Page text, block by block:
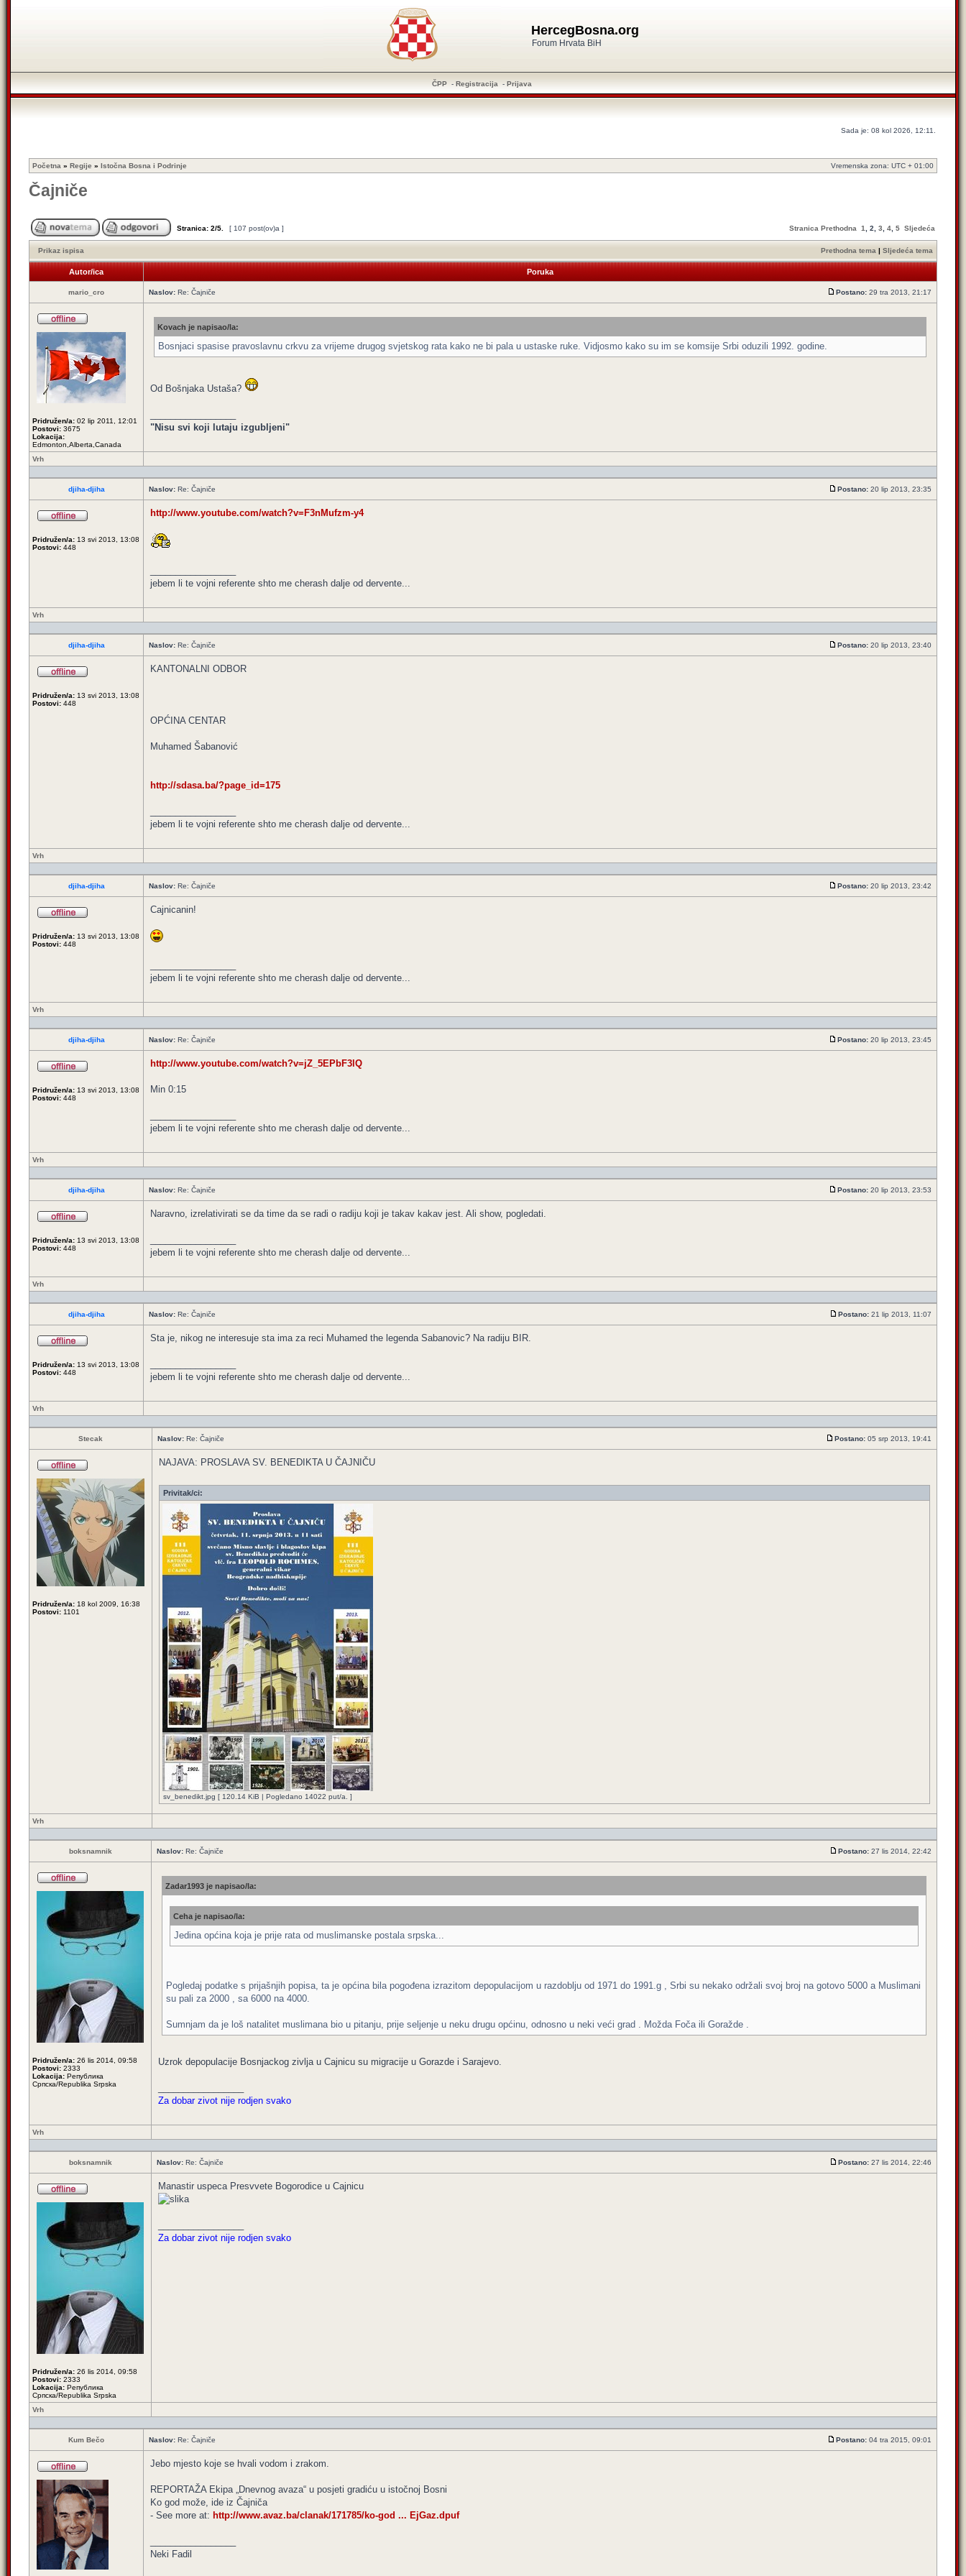
HercegBosna.org
Forum Hrvata BiH
ČPP - Registracija - Prijava
Sada je: 08 kol 2026, 12:11.
Početna » Regije » Istočna Bosna i Podrinje Vremenska zona: UTC + 01:00
Čajniče
Stranica: 2/5 [ 107 post(ov)a ] Stranica Prethodna 1 2 3 4 5 Sljedeća
Prikaz ispisa Prethodna tema | Sljedeća tema
Autor/ica Poruka
mario_cro Naslov: Re: Čajniče Postano: 29 tra 2013, 21:17
Pridružen/a: 02 lip 2011, 12:01
Postovi: 3675
Lokacija:
Edmonton,Alberta,Canada
Kovach je napisao/la:
Bosnjaci spasise pravoslavnu crkvu za vrijeme drugog svjetskog rata kako ne bi pala u ustaske ruke. Vidjosmo kako su im se komsije Srbi oduzili 1992. godine.
Od Bošnjaka Ustaša?
"Nisu svi koji lutaju izgubljeni"
Vrh
djiha-djiha Naslov: Re: Čajniče Postano: 20 lip 2013, 23:35
Pridružen/a: 13 svi 2013, 13:08
Postovi: 448
http://www.youtube.com/watch?v=F3nMufzm-y4
jebem li te vojni referente shto me cherash dalje od dervente...
Vrh
djiha-djiha Naslov: Re: Čajniče Postano: 20 lip 2013, 23:40
Pridružen/a: 13 svi 2013, 13:08
Postovi: 448
KANTONALNI ODBOR
OPĆINA CENTAR
Muhamed Šabanović
http://sdasa.ba/?page_id=175
jebem li te vojni referente shto me cherash dalje od dervente...
Vrh
djiha-djiha Naslov: Re: Čajniče Postano: 20 lip 2013, 23:42
Pridružen/a: 13 svi 2013, 13:08
Postovi: 448
Cajnicanin!
jebem li te vojni referente shto me cherash dalje od dervente...
Vrh
djiha-djiha Naslov: Re: Čajniče Postano: 20 lip 2013, 23:45
Pridružen/a: 13 svi 2013, 13:08
Postovi: 448
http://www.youtube.com/watch?v=jZ_5EPbF3lQ
Min 0:15
jebem li te vojni referente shto me cherash dalje od dervente...
Vrh
djiha-djiha Naslov: Re: Čajniče Postano: 20 lip 2013, 23:53
Pridružen/a: 13 svi 2013, 13:08
Postovi: 448
Naravno, izrelativirati se da time da se radi o radiju koji je takav kakav jest. Ali show, pogledati.
jebem li te vojni referente shto me cherash dalje od dervente...
Vrh
djiha-djiha Naslov: Re: Čajniče Postano: 21 lip 2013, 11:07
Pridružen/a: 13 svi 2013, 13:08
Postovi: 448
Sta je, nikog ne interesuje sta ima za reci Muhamed the legenda Sabanovic? Na radiju BIR.
jebem li te vojni referente shto me cherash dalje od dervente...
Vrh
Stecak Naslov: Re: Čajniče Postano: 05 srp 2013, 19:41
Pridružen/a: 18 kol 2009, 16:38
Postovi: 1101
NAJAVA: PROSLAVA SV. BENEDIKTA U ČAJNIČU
Privitak/ci:
sv_benedikt.jpg [ 120.14 KiB | Pogledano 14022 put/a. ]
Vrh
boksnamnik Naslov: Re: Čajniče Postano: 27 lis 2014, 22:42
Pridružen/a: 26 lis 2014, 09:58
Postovi: 2333
Lokacija: Република
Српска/Republika Srpska
Zadar1993 je napisao/la:
Ceha je napisao/la:
Jedina općina koja je prije rata od muslimanske postala srpska...
Pogledaj podatke s prijašnjih popisa, ta je općina bila pogođena izrazitom depopulacijom u razdoblju od 1971 do 1991.g , Srbi su nekako održali svoj broj na gotovo 5000 a Muslimani
su pali za 2000 , sa 6000 na 4000.
Sumnjam da je loš natalitet muslimana bio u pitanju, prije seljenje u neku drugu općinu, odnosno u neki veći grad . Možda Foča ili Goražde .
Uzrok depopulacije Bosnjackog zivlja u Cajnicu su migracije u Gorazde i Sarajevo.
Za dobar zivot nije rodjen svako
Vrh
boksnamnik Naslov: Re: Čajniče Postano: 27 lis 2014, 22:46
Pridružen/a: 26 lis 2014, 09:58
Postovi: 2333
Lokacija: Република
Српска/Republika Srpska
Manastir uspeca Presvvete Bogorodice u Cajnicu
Za dobar zivot nije rodjen svako
Vrh
Kum Bečo Naslov: Re: Čajniče Postano: 04 tra 2015, 09:01
Jebo mjesto koje se hvali vodom i zrakom.
REPORTAŽA Ekipa „Dnevnog avaza“ u posjeti gradiću u istočnoj Bosni
Ko god može, ide iz Čajniča
- See more at: http://www.avaz.ba/clanak/171785/ko-god ... EjGaz.dpuf
Neki Fadil